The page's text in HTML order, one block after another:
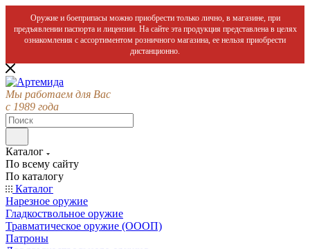
Оружие и боеприпасы можно приобрести только лично, в магазине, при
предъявлении паспорта и лицензии. На сайте эта продукция представлена в целях
ознакомления с ассортиментом розничного магазина, ее нельзя приобрести
дистанционно.
Мы работаем для Вас
с 1989 года
Каталог
По всему сайту
По каталогу
Каталог
Нарезное оружие
Гладкоствольное оружие
Травматическое оружие (ОООП)
Патроны